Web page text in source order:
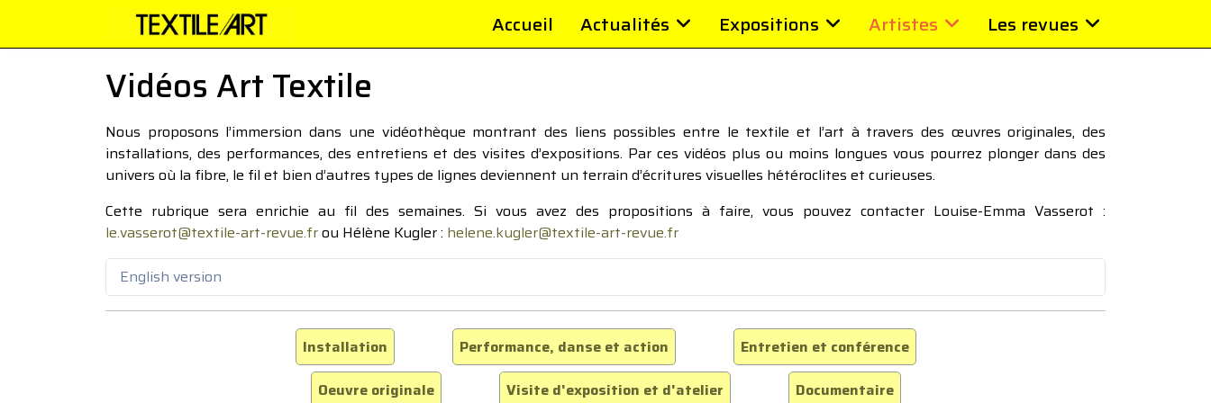
Accueil Actualités Expositions Artistes Les revues
Vidéos Art Textile
Nous proposons l’immersion dans une vidéothèque montrant des liens possibles entre le textile et l’art à travers des œuvres originales, des
installations, des performances, des entretiens et des visites d’expositions. Par ces vidéos plus ou moins longues vous pourrez plonger dans des
univers où la fibre, le fil et bien d’autres types de lignes deviennent un terrain d’écritures visuelles hétéroclites et curieuses.
Cette rubrique sera enrichie au fil des semaines. Si vous avez des propositions à faire, vous pouvez contacter Louise-Emma Vasserot :
le.vasserot@textile-art-revue.frou Hélène Kugler : helene.kugler@textile-art-revue.fr
English version
Installation Performance, danse et action
Entretien et conférence
Oeuvre originale
Visite d'exposition et d'atelier Documentaire